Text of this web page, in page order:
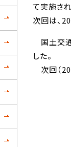
て実施され
次回は、
国土交
した。
次回（